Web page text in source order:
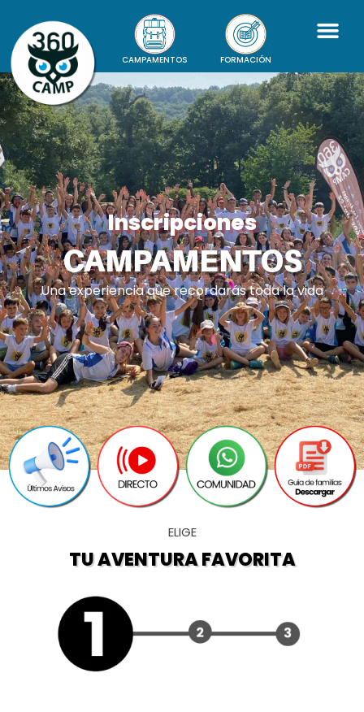
CAMPAMENTOS FORMACIÓN
Inscripciones
CAMPAMENTOS
Una experiencia que recordarás toda la vida
ELIGE
TU AVENTURA FAVORITA